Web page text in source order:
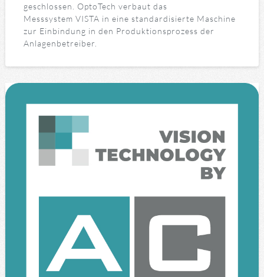
geschlossen. OptoTech verbaut das
Messsystem VISTA in eine standardisierte Maschine
zur Einbindung in den Produktionsprozess der
Anlagenbetreiber.